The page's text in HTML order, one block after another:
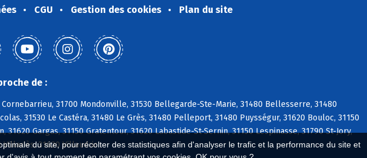
du site, pour récolter des statistiques afin d'analyser le trafic et la performance du site et
CGU Gestion des cookies Plan du site
de :
31700 Mondonville, 31530 Bellegarde-Ste-Marie, 31480 Bellesserre, 31480
31530 Le Castéra, 31480 Le Grès, 31480 Pelleport, 31480 Puysségur, 31620 Bouloc, 31150
Gargas, 31150 Gratentour, 31620 Labastide-St-Sernin, 31150 Lespinasse, 31790 St-Jory,
Villariès, 31620 Villaudric